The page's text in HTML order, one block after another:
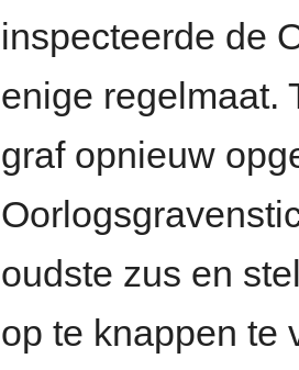
inspecteerde de
enige regelmaat.
graf opnieuw
oudste zus en
op te knappen te